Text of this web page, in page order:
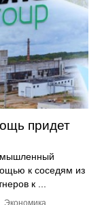
придет
к соседям из
к ...
Экономика